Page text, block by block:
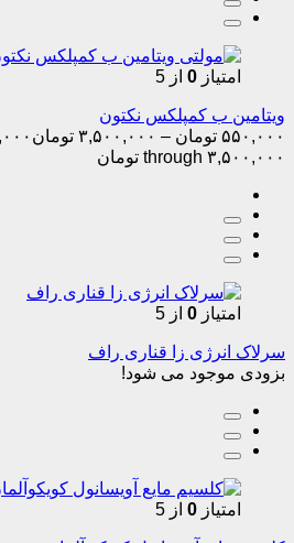
امتیاز 0 از 5
ویتامین ب کمپلکس نکتون
۵۵۰,۰۰۰ تومان – ۳,۵۰۰,۰۰۰ تومان
through ۳,۵۰۰,۰۰۰ تومان
امتیاز 0 از 5
سرلاک انرژی زا قناری راف
بزودی موجود می شود!
امتیاز 0 از 5